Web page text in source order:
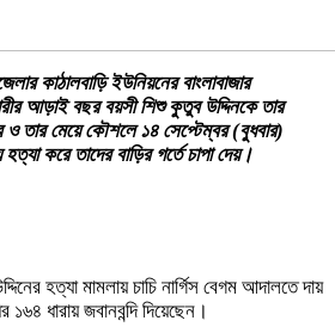
কাঠালবাড়ি ইউনিয়নের বাংলাবাজার
আড়াই বছর বয়সী শিশু কুতুব উদ্দিনকে তার
ও তার মেয়ে কৌশলে ১৪ সেপ্টেম্বর (বুধবার)
করে তাদের বাড়ির গর্তে চাপা দেয়।
হত্যা মামলায় চাচি নার্গিস বেগম আদালতে দায়
১৬৪ ধারায় জবানবন্দি দিয়েছেন।